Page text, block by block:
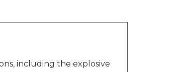
including the explosive